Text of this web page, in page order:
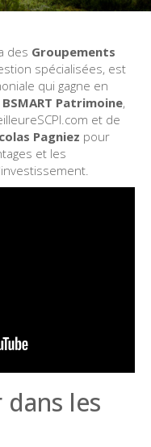
des Groupements
spécialisées, est
qui gagne en
BSMART Patrimoine,
et de
Pagniez pour
et les
les